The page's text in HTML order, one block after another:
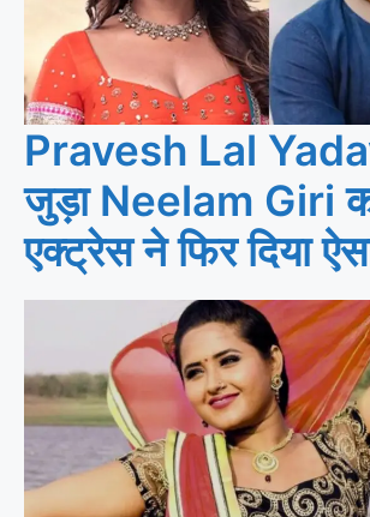
Pravesh Lal
जुड़ा Neelam Giri
एक्ट्रेस ने फिर दिया